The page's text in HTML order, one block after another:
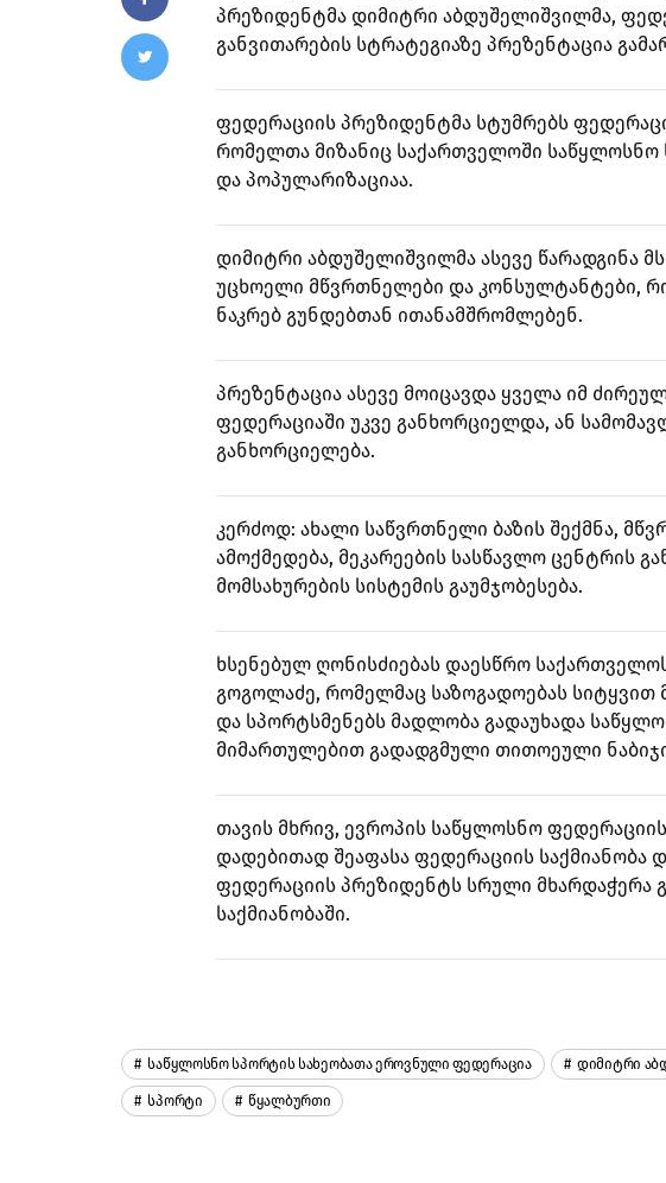
პრეზიდენტმა დიმიტრი აბდუშელიშვილმა,
განვითარების სტრატეგიაზე პრეზენტაცია
ფედერაციის პრეზიდენტმა სტუმრებს
რომელთა მიზანიც საქართველოში საწყლოსნო
და პოპულარიზაციაა.
დიმიტრი აბდუშელიშვილმა ასევე წარადგინა
უცხოელი მწვრთნელები და კონსულტანტები,
ნაკრებ გუნდებთან ითანამშრომლებენ.
პრეზენტაცია ასევე მოიცავდა ყველა იმ
ფედერაციაში უკვე განხორციელდა, ან
განხორციელება.
კერძოდ: ახალი საწვრთნელი ბაზის შექმნა,
ამოქმედება, მეკარეების სასწავლო ცენტრის
მომსახურების სისტემის გაუმჯობესება.
ხსენებულ ღონისძიებას დაესწრო
გოგოლაძე, რომელმაც საზოგადოებას სიტყვით
და სპორტსმენებს მადლობა გადაუხადა
მიმართულებით გადადგმული თითოეული
თავის მხრივ, ევროპის საწყლოსნო
დადებითად შეაფასა ფედერაციის
ფედერაციის პრეზიდენტს სრული მხარდაჭერა
საქმიანობაში.
Საწყლოსნო Სპორტის Სახეობათა Ეროვნული Ფედერაცია Დიმიტრი
Სპორტი Წყალბურთი